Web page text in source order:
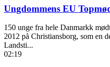
Ungdommens EU
150 unge fra hele Danmarkk
2012 på Christiansborg, som en
Landsti...
02:19